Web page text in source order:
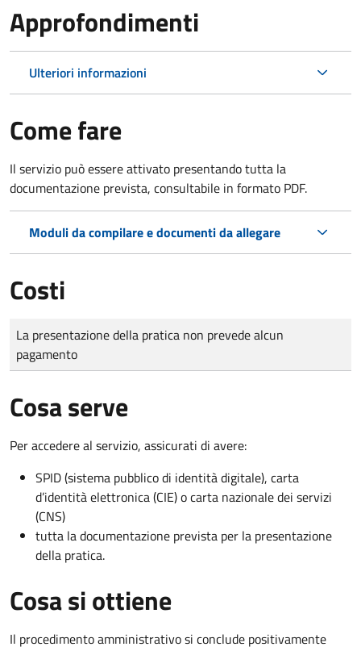
Approfondimenti
Ulteriori informazioni
Come fare
Il servizio può essere attivato presentando tutta la
documentazione prevista, consultabile in formato PDF.
Moduli da compilare e documenti da allegare
Costi
Tipo di pagamento
Importo
La presentazione della pratica non prevede alcun
pagamento
Cosa serve
Per accedere al servizio, assicurati di avere:
SPID (sistema pubblico di identità digitale), carta
d’identità elettronica (CIE) o carta nazionale dei servizi
(CNS)
tutta la documentazione prevista per la presentazione
della pratica.
Cosa si ottiene
Il procedimento amministrativo si conclude positivamente